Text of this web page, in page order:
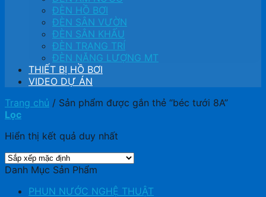
ĐÈN HỒ BƠI
ĐÈN SÂN VƯỜN
ĐÈN SÂN KHẤU
ĐÈN TRANG TRÍ
ĐÈN NĂNG LƯỢNG MT
THIẾT BỊ HỒ BƠI
VIDEO DỰ ÁN
Trang chủ / Sản phẩm được gắn thẻ “béc tưới 8A”
Lọc
Hiển thị kết quả duy nhất
Danh Mục Sản Phẩm
PHUN NƯỚC NGHỆ THUẬT